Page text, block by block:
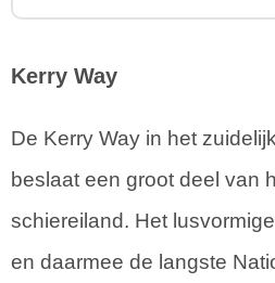
mooie dingen van
Kerry Way
De Kerry Way in het
beslaat een groot deel van
schiereiland. Het
en daarmee de langste